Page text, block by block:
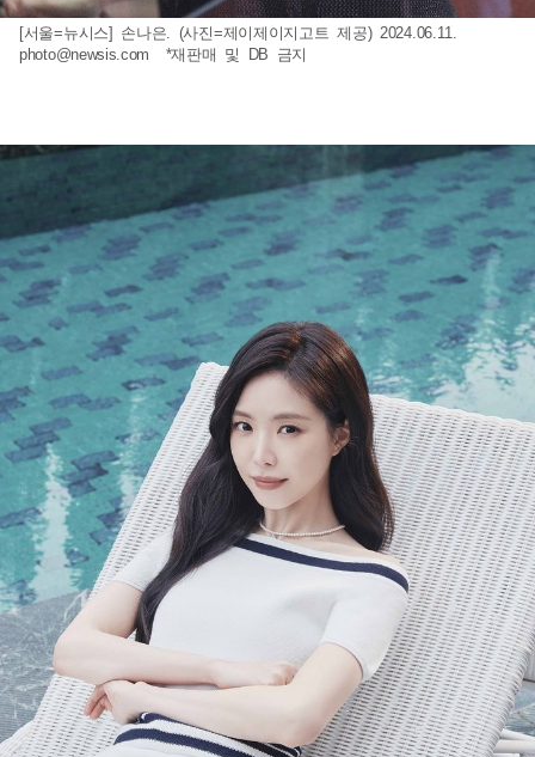
[서울=뉴시스] 손나은. (사진=제이제이지고트 제공) 2024.06.11.
photo@newsis.com *재판매 및 DB 금지